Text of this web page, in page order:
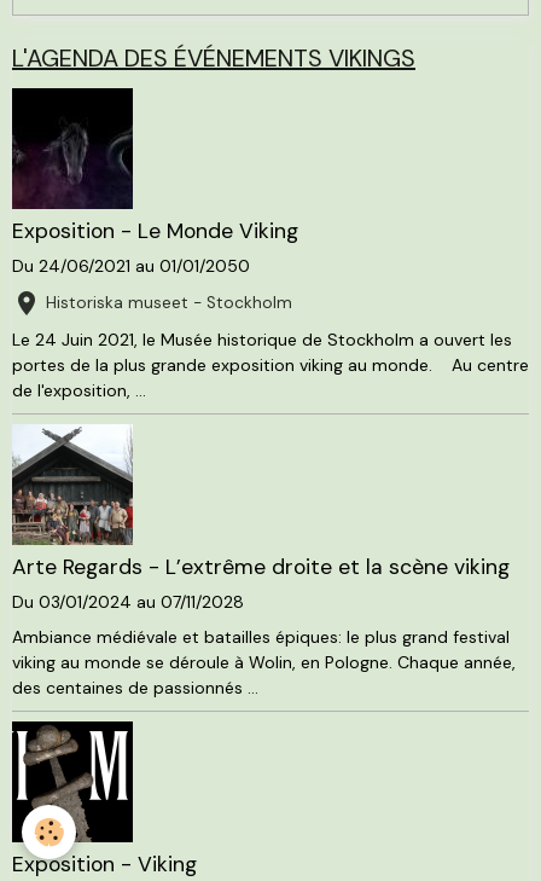
L'AGENDA DES ÉVÉNEMENTS VIKINGS
Exposition - Le Monde Viking
Du 24/06/2021 au 01/01/2050
Historiska museet - Stockholm
Le 24 Juin 2021, le Musée historique de Stockholm a ouvert les
portes de la plus grande exposition viking au monde. Au centre
de l'exposition, ...
Arte Regards - L’extrême droite et la scène viking
Du 03/01/2024 au 07/11/2028
Ambiance médiévale et batailles épiques: le plus grand festival
viking au monde se déroule à Wolin, en Pologne. Chaque année,
des centaines de passionnés ...
Exposition - Viking